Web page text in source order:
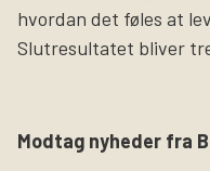
hvordan det føles at
Slutresultatet bliver
Modtag nyheder fra